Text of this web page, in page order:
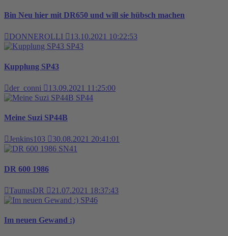
Bin Neu hier mit DR650 und will sie hübsch machen
DONNEROLLI
13.10.2021 10:22:53
SP43
Kupplung SP43
der_conni
13.09.2021 11:25:00
SP44
Meine Suzi SP44B
Jenkins103
30.08.2021 20:41:01
SN41
DR 600 1986
TaunusDR
21.07.2021 18:37:43
SP46
Im neuen Gewand :)